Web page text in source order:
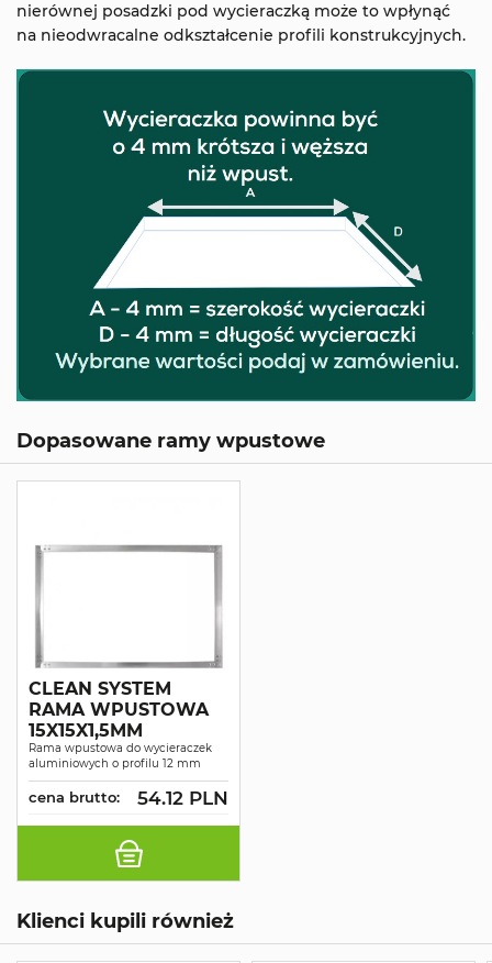
nierównej posadzki pod wycieraczką może to wpłynąć
na nieodwracalne odkształcenie profili konstrukcyjnych.
Dopasowane ramy wpustowe
CLEAN SYSTEM
RAMA WPUSTOWA
15X15X1,5MM
Rama wpustowa do wycieraczek
aluminiowych o profilu 12 mm
cena brutto: 54.12 PLN
Klienci kupili również